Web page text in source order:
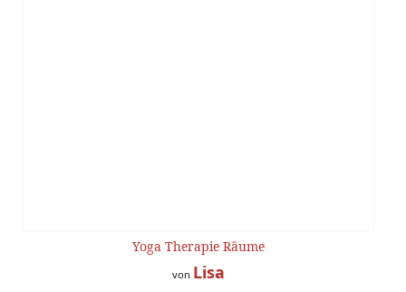
Yoga Therapie Räume
von Lisa